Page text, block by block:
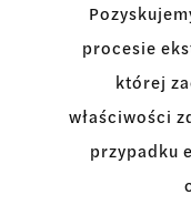
procesie
której
właściwości
przypadku